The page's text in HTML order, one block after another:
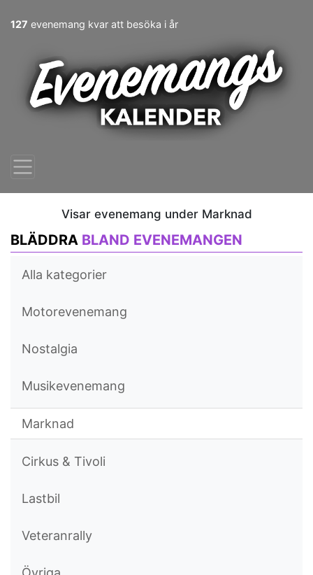
127 evenemang kvar att besöka i år
Visar evenemang under Marknad
BLÄDDRA BLAND EVENEMANGEN
Alla kategorier
Motorevenemang
Nostalgia
Musikevenemang
Marknad
Cirkus & Tivoli
Lastbil
Veteranrally